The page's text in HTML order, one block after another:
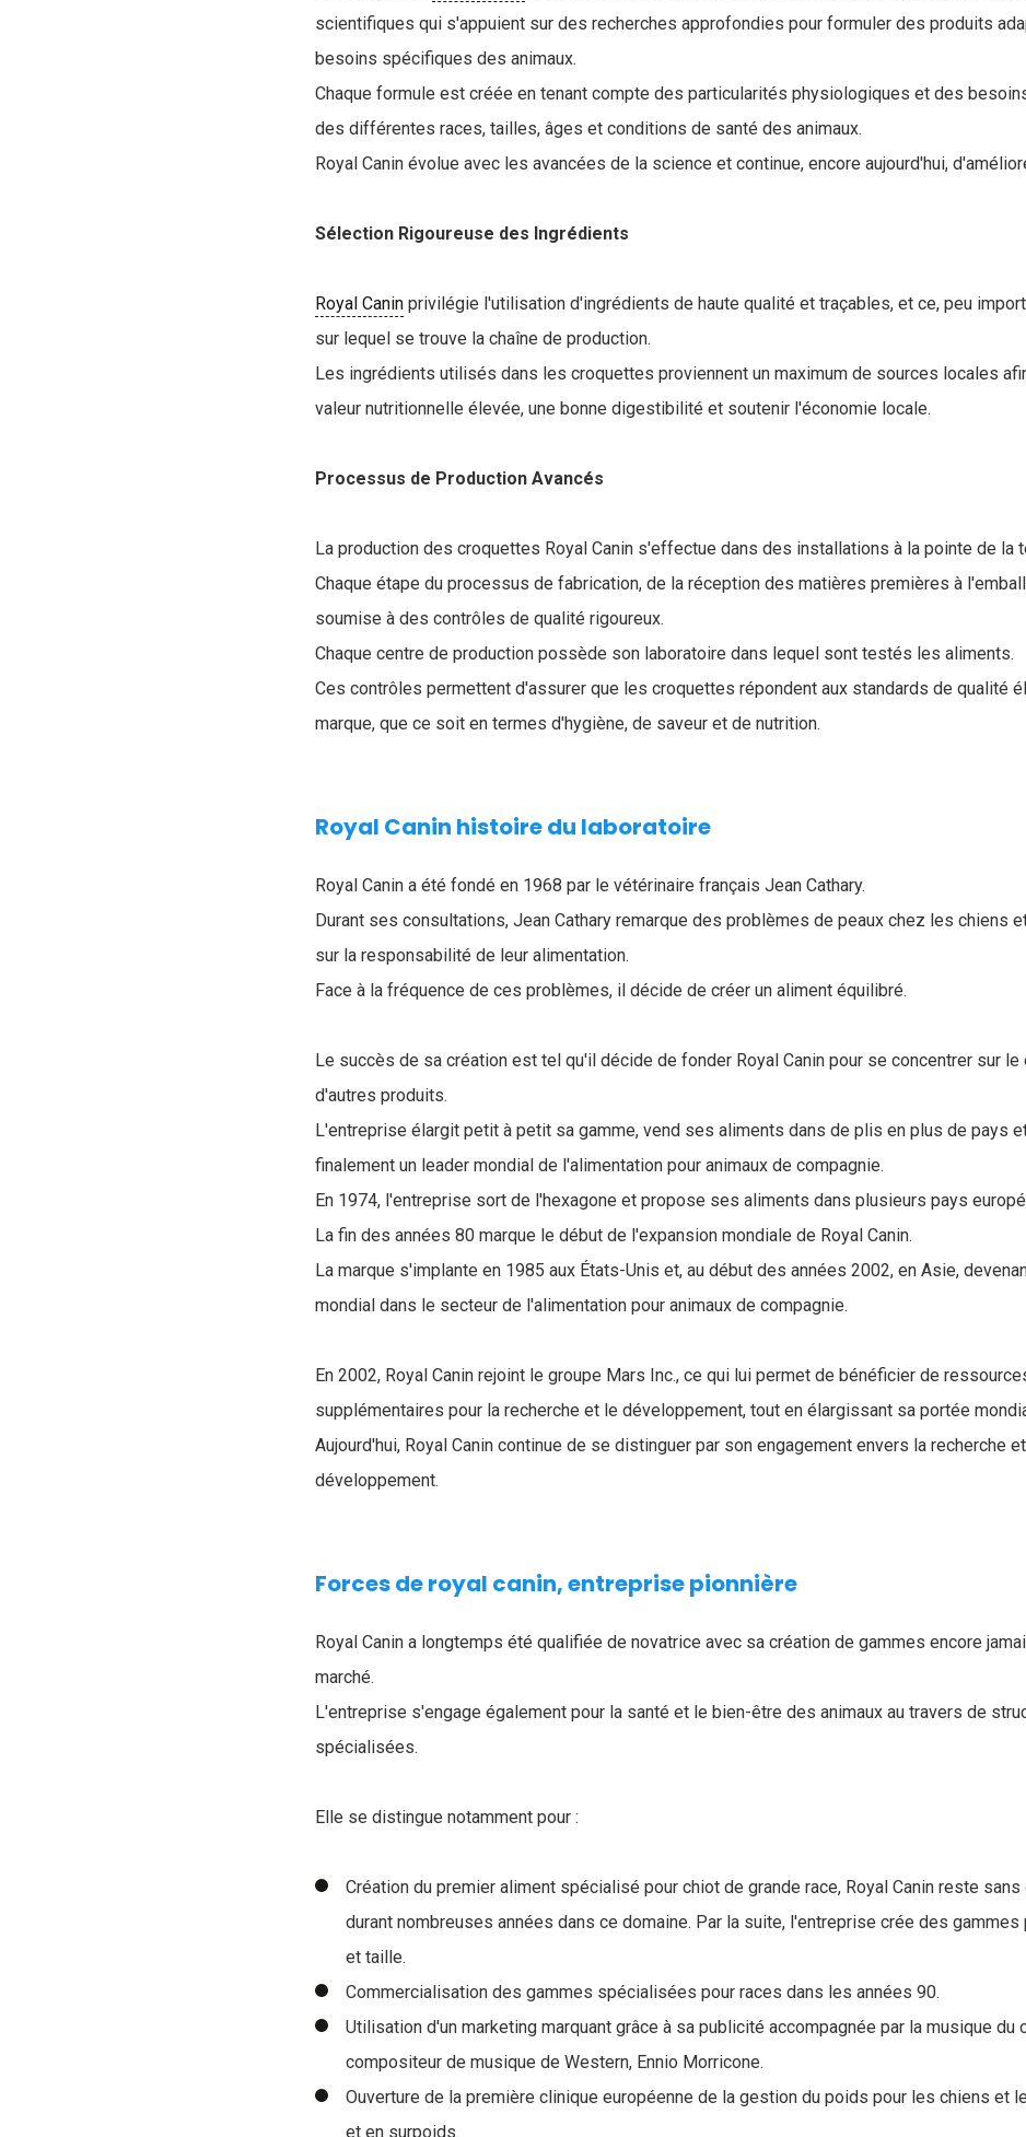
scientifiques qui s'appuient sur des recherches approfondies pour formuler des produits
besoins spécifiques des animaux.
Chaque formule est créée en tenant compte des particularités physiologiques et des
des différentes races, tailles, âges et conditions de santé des animaux.
Royal Canin évolue avec les avancées de la science et continue, encore aujourd'hui,
Sélection Rigoureuse des Ingrédients
Royal Canin privilégie l'utilisation d'ingrédients de haute qualité et traçables, et ce, peu
sur lequel se trouve la chaîne de production.
Les ingrédients utilisés dans les croquettes proviennent un maximum de sources locales
valeur nutritionnelle élevée, une bonne digestibilité et soutenir l'économie locale.
Processus de Production Avancés
La production des croquettes Royal Canin s'effectue dans des installations à la pointe de la
Chaque étape du processus de fabrication, de la réception des matières premières à
soumise à des contrôles de qualité rigoureux.
Chaque centre de production possède son laboratoire dans lequel sont testés les aliments.
Ces contrôles permettent d'assurer que les croquettes répondent aux standards de qualité
marque, que ce soit en termes d'hygiène, de saveur et de nutrition.
Royal Canin histoire du laboratoire
Royal Canin a été fondé en 1968 par le vétérinaire français Jean Cathary.
Durant ses consultations, Jean Cathary remarque des problèmes de peaux chez les chiens
sur la responsabilité de leur alimentation.
Face à la fréquence de ces problèmes, il décide de créer un aliment équilibré.
Le succès de sa création est tel qu'il décide de fonder Royal Canin pour se concentrer sur
d'autres produits.
L'entreprise élargit petit à petit sa gamme, vend ses aliments dans de plis en plus de pays
finalement un leader mondial de l'alimentation pour animaux de compagnie.
En 1974, l'entreprise sort de l'hexagone et propose ses aliments dans plusieurs pays
La fin des années 80 marque le début de l'expansion mondiale de Royal Canin.
La marque s'implante en 1985 aux États-Unis et, au début des années 2002, en Asie,
mondial dans le secteur de l'alimentation pour animaux de compagnie.
En 2002, Royal Canin rejoint le groupe Mars Inc., ce qui lui permet de bénéficier de
supplémentaires pour la recherche et le développement, tout en élargissant sa portée
Aujourd'hui, Royal Canin continue de se distinguer par son engagement envers la recherche
développement.
Forces de royal canin, entreprise pionnière
Royal Canin a longtemps été qualifiée de novatrice avec sa création de gammes encore
marché.
L'entreprise s'engage également pour la santé et le bien-être des animaux au travers de
spécialisées.
Elle se distingue notamment pour :
Création du premier aliment spécialisé pour chiot de grande race, Royal Canin reste sans
durant nombreuses années dans ce domaine. Par la suite, l'entreprise crée des gammes
et taille.
Commercialisation des gammes spécialisées pour races dans les années 90.
Utilisation d'un marketing marquant grâce à sa publicité accompagnée par la musique du
compositeur de musique de Western, Ennio Morricone.
Ouverture de la première clinique européenne de la gestion du poids pour les chiens et
et en surpoids.